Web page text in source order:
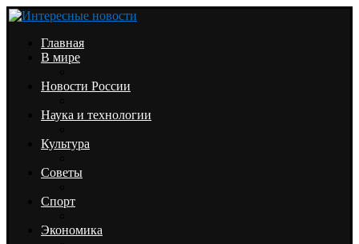
Главная
В мире
Новости России
Наука и технологии
Культура
Советы
Спорт
Экономика